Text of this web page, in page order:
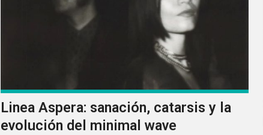
Linea Aspera: sanación, catarsis y la
evolución del minimal wave